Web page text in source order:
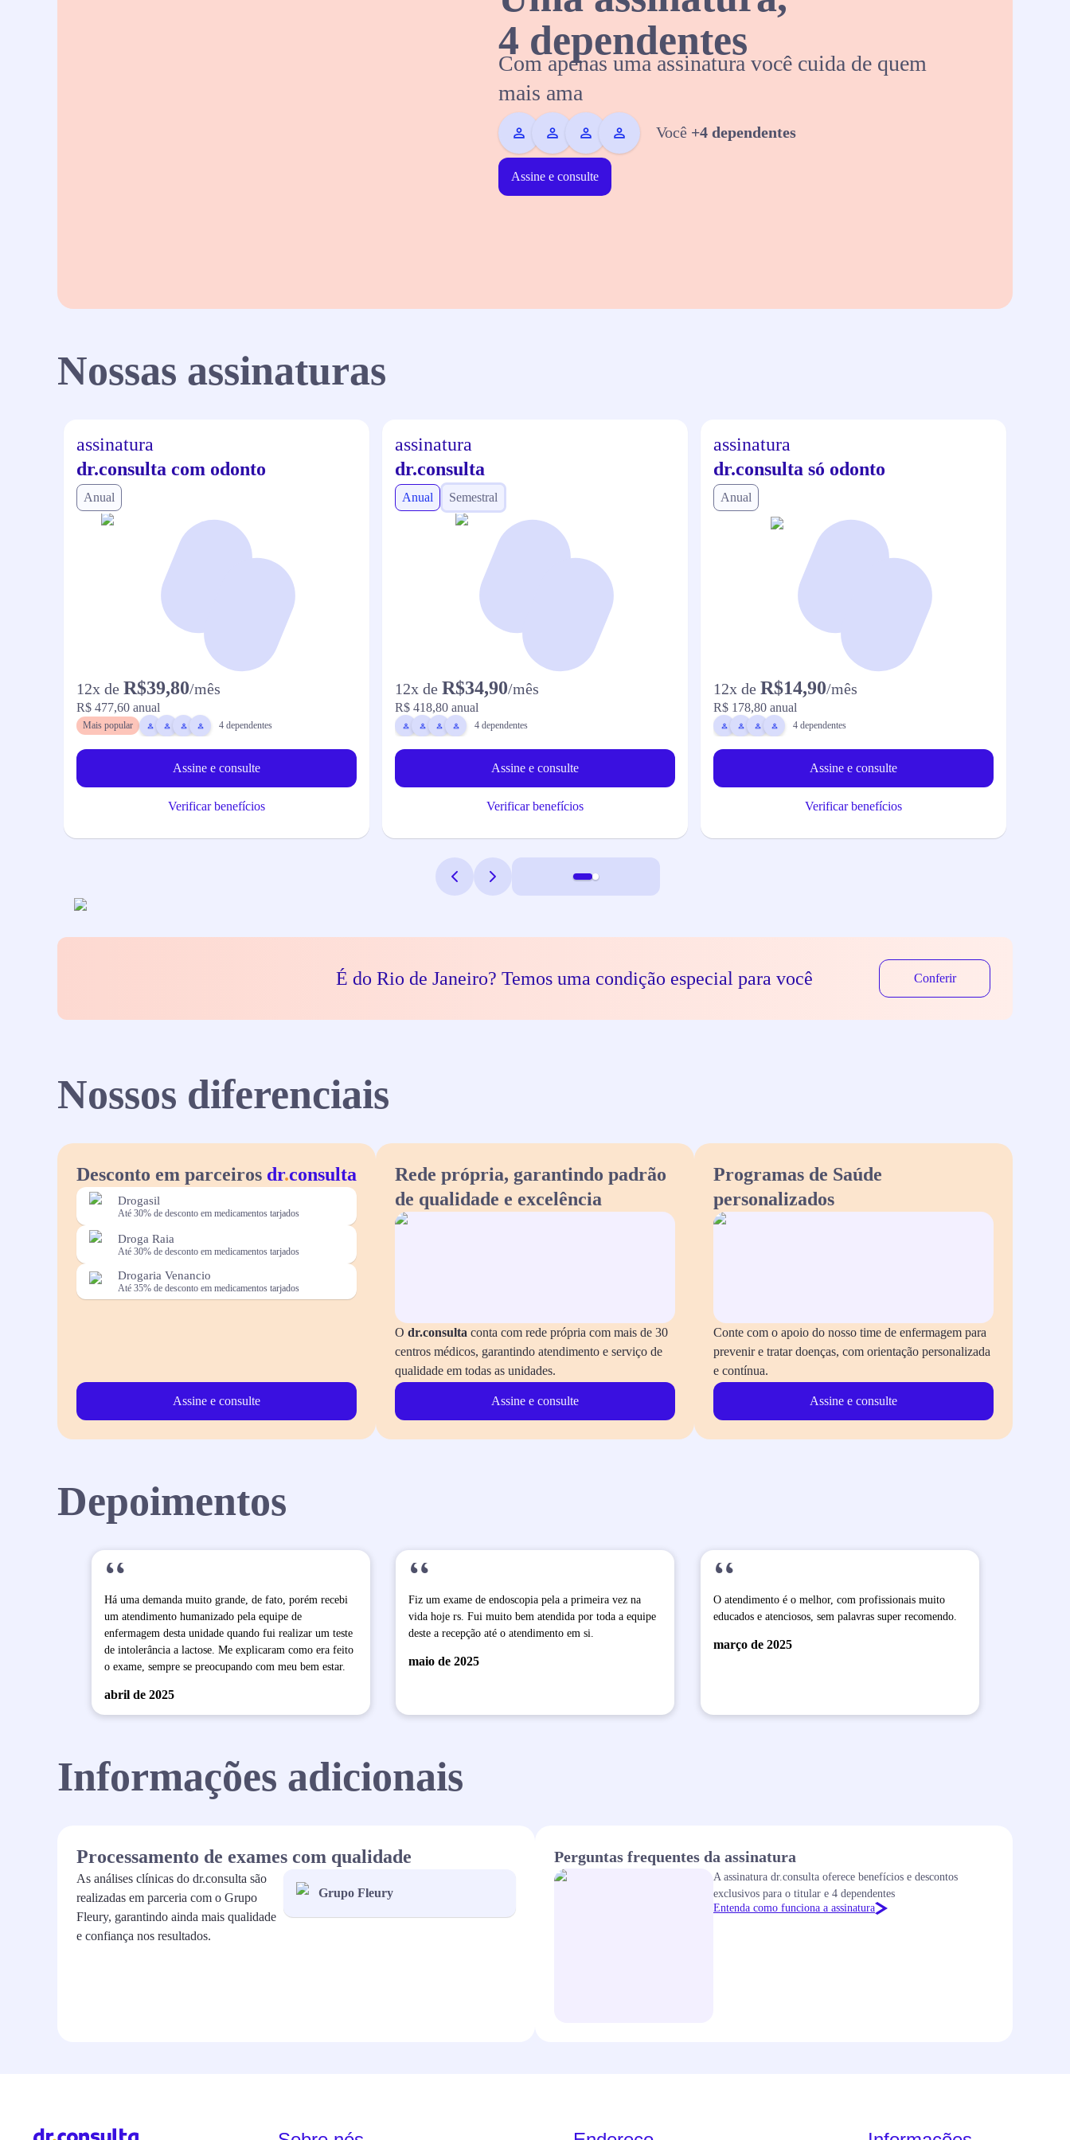
4 dependentes
Com apenas uma assinatura você cuida de quem
mais ama
Você +4 dependentes
Assine e consulte
Nossas assinaturas
assinatura
dr.consulta com odonto
Anual
12x de R$39,80/mês
R$ 477,60 anual
Mais popular 4 dependentes
Assine e consulte
Verificar benefícios
assinatura
dr.consulta
Anual Semestral
12x de R$34,90/mês
R$ 418,80 anual
4 dependentes
Assine e consulte
Verificar benefícios
assinatura
dr.consulta só odonto
Anual
12x de R$14,90/mês
R$ 178,80 anual
4 dependentes
Assine e consulte
Verificar benefícios
É do Rio de Janeiro? Temos uma condição especial para você Conferir
Nossos diferenciais
Desconto em parceiros dr.consulta
Drogasil
Até 30% de desconto em medicamentos tarjados
Droga Raia
Até 30% de desconto em medicamentos tarjados
Drogaria Venancio
Até 35% de desconto em medicamentos tarjados
Assine e consulte
Rede própria, garantindo padrão
de qualidade e excelência
O dr.consulta conta com rede própria com mais de 30
centros médicos, garantindo atendimento e serviço de
qualidade em todas as unidades.
Assine e consulte
Programas de Saúde
personalizados
Conte com o apoio do nosso time de enfermagem para
prevenir e tratar doenças, com orientação personalizada
e contínua.
Assine e consulte
Depoimentos
“
Há uma demanda muito grande, de fato, porém recebi
um atendimento humanizado pela equipe de
enfermagem desta unidade quando fui realizar um teste
de intolerância a lactose. Me explicaram como era feito
o exame, sempre se preocupando com meu bem estar.
abril de 2025
“
Fiz um exame de endoscopia pela a primeira vez na
vida hoje rs. Fui muito bem atendida por toda a equipe
deste a recepção até o atendimento em si.
maio de 2025
“
O atendimento é o melhor, com profissionais muito
educados e atenciosos, sem palavras super recomendo.
março de 2025
Informações adicionais
Processamento de exames com qualidade
As análises clínicas do dr.consulta são
realizadas em parceria com o Grupo
Fleury, garantindo ainda mais qualidade
e confiança nos resultados.
Grupo Fleury
Perguntas frequentes da assinatura
A assinatura dr.consulta oferece benefícios e descontos
exclusivos para o titular e 4 dependentes
Entenda como funciona a assinatura